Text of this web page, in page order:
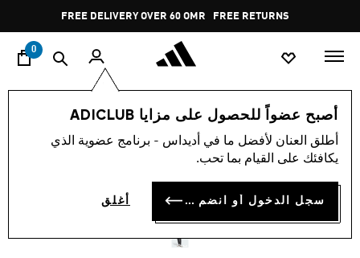
Pause
promotion
rotation
FREE DELIVERY OVER 60 OMR FREE RETURNS
0
أصبح عضواً للحصول على مزايا ADICLUB
أطلق العنان لأفضل ما في أديداس - برنامج عضوية الذي
يكافئك على القيام بما تحب.
سجل الدخول أو انضم الآن أغلق
الرجال ملابس
بنطال ESSENTIALS BIG
LOGO FRENCH TERRY
OMR 26.25